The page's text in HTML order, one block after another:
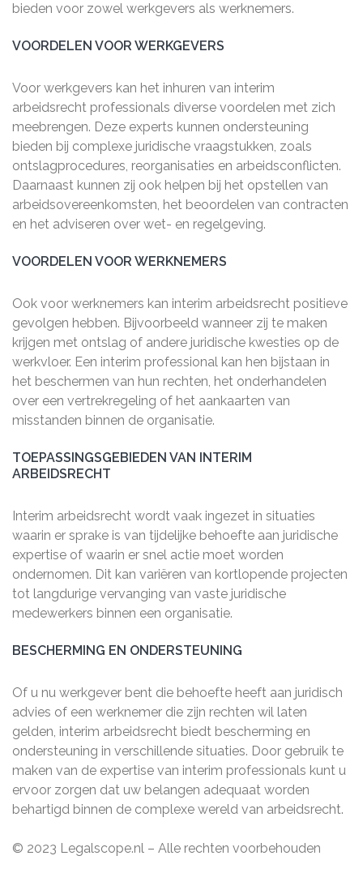
bieden voor zowel werkgevers als werknemers.
VOORDELEN VOOR WERKGEVERS
Voor werkgevers kan het inhuren van interim
arbeidsrecht professionals diverse voordelen met zich
meebrengen. Deze experts kunnen ondersteuning
bieden bij complexe juridische vraagstukken, zoals
ontslagprocedures, reorganisaties en arbeidsconflicten.
Daarnaast kunnen zij ook helpen bij het opstellen van
arbeidsovereenkomsten, het beoordelen van contracten
en het adviseren over wet- en regelgeving.
VOORDELEN VOOR WERKNEMERS
Ook voor werknemers kan interim arbeidsrecht positieve
gevolgen hebben. Bijvoorbeeld wanneer zij te maken
krijgen met ontslag of andere juridische kwesties op de
werkvloer. Een interim professional kan hen bijstaan in
het beschermen van hun rechten, het onderhandelen
over een vertrekregeling of het aankaarten van
misstanden binnen de organisatie.
TOEPASSINGSGEBIEDEN VAN INTERIM
ARBEIDSRECHT
Interim arbeidsrecht wordt vaak ingezet in situaties
waarin er sprake is van tijdelijke behoefte aan juridische
expertise of waarin er snel actie moet worden
ondernomen. Dit kan variëren van kortlopende projecten
tot langdurige vervanging van vaste juridische
medewerkers binnen een organisatie.
BESCHERMING EN ONDERSTEUNING
Of u nu werkgever bent die behoefte heeft aan juridisch
advies of een werknemer die zijn rechten wil laten
gelden, interim arbeidsrecht biedt bescherming en
ondersteuning in verschillende situaties. Door gebruik te
maken van de expertise van interim professionals kunt u
ervoor zorgen dat uw belangen adequaat worden
behartigd binnen de complexe wereld van arbeidsrecht.
© 2023 Legalscope.nl – Alle rechten voorbehouden